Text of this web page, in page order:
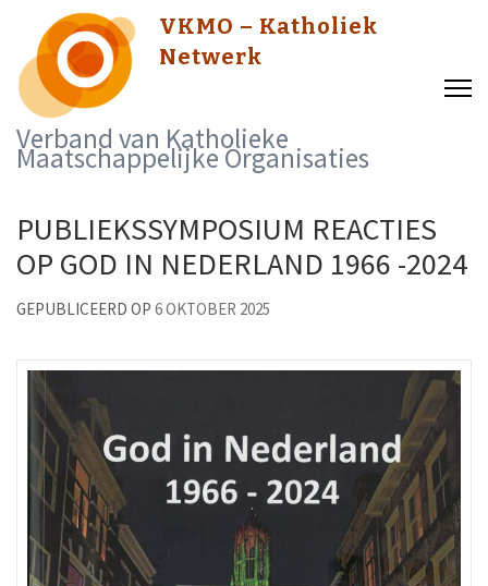
content
(Press
Enter)
VKMO – Katholiek
Netwerk
Verband van Katholieke
Maatschappelijke Organisaties
PUBLIEKSSYMPOSIUM REACTIES
OP GOD IN NEDERLAND 1966 -2024
GEPUBLICEERD OP 6 OKTOBER 2025